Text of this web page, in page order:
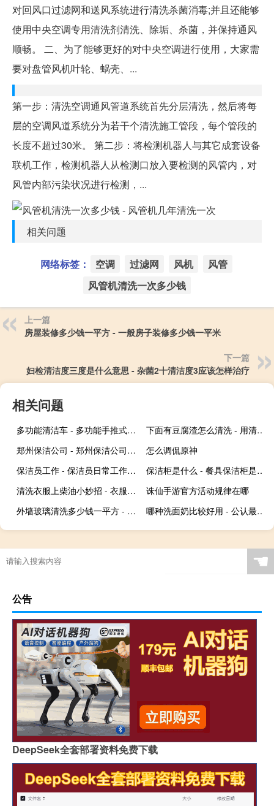
对回风口过滤网和送风系统进行清洗杀菌消毒;并且还能够
使用中央空调专用清洗剂清洗、除垢、杀菌，并保持通风
顺畅。 二、为了能够更好的对中央空调进行使用，大家需
要对盘管风机叶轮、蜗壳、...
第一步：清洗空调通风管道系统首先分层清洗，然后将每
层的空调风道系统分为若干个清洗施工管段，每个管段的
长度不超过30米。 第二步：将检测机器人与其它成套设备
联机工作，检测机器人从检测口放入要检测的风管内，对
风管内部污染状况进行检测，...
相关问题
网络标签： 空调 过滤网 风机
风管
风管机清洗一次多少钱
上一篇
房屋装修多少钱一平方 - 一般房子装修多少钱一平米
下一篇
妇检清洁度三度是什么意思 - 杂菌2十清洁度3应该怎样治疗
相关问题
多功能清洁车 - 多功能手推式保洁车
下面有豆腐渣怎么清洗 - 用清水洗出豆腐渣的东西
郑州保洁公司 - 郑州保洁公司托管
怎么调侃原神
保洁员工作 - 保洁员日常工作内容
保洁柜是什么 - 餐具保洁柜是干什么的
清洗衣服上柴油小妙招 - 衣服上弄了柴油怎么清洗
诛仙手游官方活动规律在哪
外墙玻璃清洗多少钱一平方 - 别墅外墙清洗多少钱一平方
哪种洗面奶比较好用 - 公认最好用的洗面奶
☚
公告
DeepSeek全套部署资料免费下载